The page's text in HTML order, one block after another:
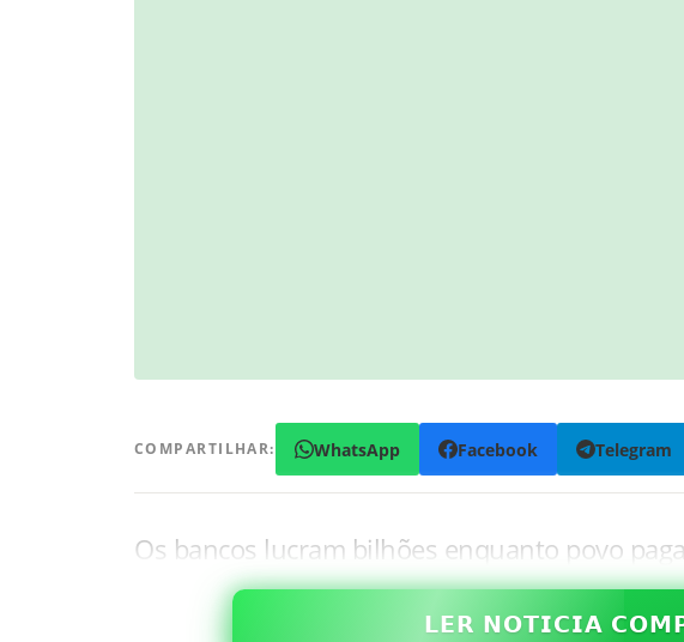
COMPARTILHAR: WhatsApp Facebook Telegram
Os bancos lucram bilhões enquanto povo paga
𝗟𝗘𝗥 𝗡𝗢𝗧𝗜𝗖𝗜𝗔